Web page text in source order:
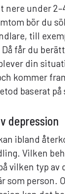
nere under
bör du
till
får du
din
kommer
baserat på
depression
ibland
Vilken
vilken typ av
som person.